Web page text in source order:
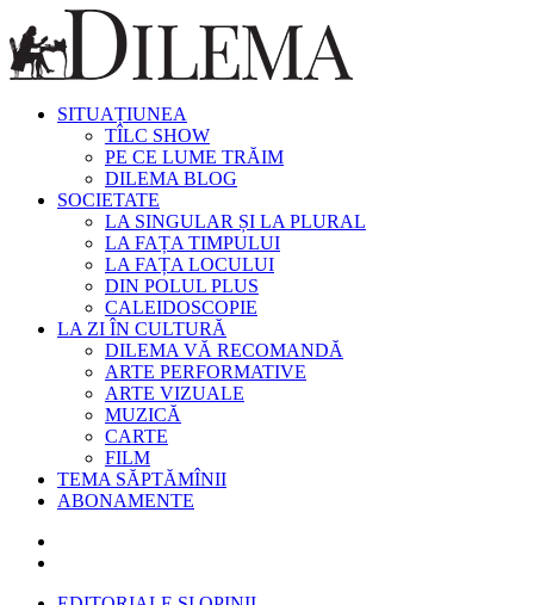
SITUAȚIUNEA
TÎLC SHOW
PE CE LUME TRĂIM
DILEMA BLOG
SOCIETATE
LA SINGULAR ȘI LA PLURAL
LA FAȚA TIMPULUI
LA FAȚA LOCULUI
DIN POLUL PLUS
CALEIDOSCOPIE
LA ZI ÎN CULTURĂ
DILEMA VĂ RECOMANDĂ
ARTE PERFORMATIVE
ARTE VIZUALE
MUZICĂ
CARTE
FILM
TEMA SĂPTĂMÎNII
ABONAMENTE